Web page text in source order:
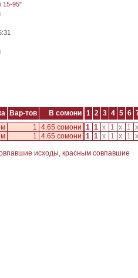
15-95"
Вар-тов В сомони 1 2 3 4 5 6
1 4.65 сомони 1 1 x 1 x 1 x
1 4.65 сомони 1 1 x 1 x 1 x
исходы, красным совпавшие